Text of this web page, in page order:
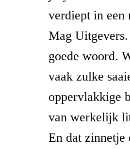
verdiept in een
Mag
goede woord.
vaak zulke
oppervlakkige
van werkelijk
En dat zinnetje